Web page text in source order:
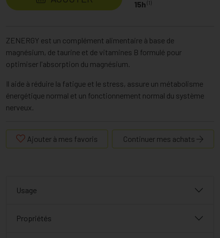
15h (1)
ZENERGY est un complément alimentaire à base de
magnésium, de taurine et de vitamines B formulé pour
optimiser l'absorption du magnésium.
Il aide à réduire la fatigue et le stress, assure un métabolisme
énergétique normal et un fonctionnement normal du système
nerveux.
Ajouter à mes favoris Continuer mes achats
Usage
Propriétés